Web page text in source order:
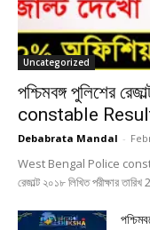
Uncategorized
পশ্চিমবঙ্গ পুলিশের
constable
Debabrata Mandal -
West Bengal Police
রেজাল্ট ২০১৮ লিখিত পরীক্ষার তারিখ